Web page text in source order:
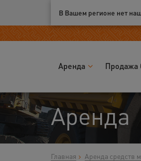
Ваш город:Калуга
В Вашем регионе нет
Аренда Продажа
Аренда
Главная Аренда средств